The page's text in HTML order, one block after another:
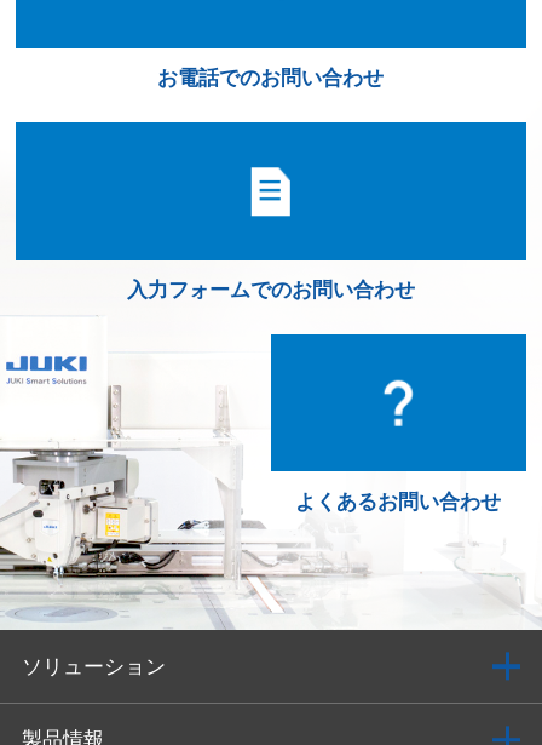
お電話でのお問い合わせ
入力フォームでのお問い合わせ
よくあるお問い合わせ
ソリューション
製品情報